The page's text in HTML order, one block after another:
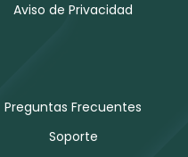
Aviso de Privacidad
Preguntas Frecuentes
Soporte